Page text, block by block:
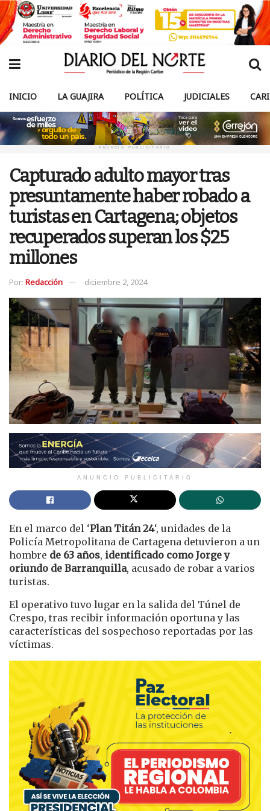
INICIO LA GUAJIRA POLÍTICA JUDICIALES
ANUNCIO PUBLICITARIO
Capturado adulto mayor tras
presuntamente haber robado a
turistas en Cartagena; objetos
recuperados superan los $25
millones
Por: Redacción diciembre 2, 2024
ANUNCIO PUBLICITARIO
En el marco del ‘Plan Titán 24‘, unidades de la
Policía Metropolitana de Cartagena detuvieron a un
hombre de 63 años, identificado como Jorge y
oriundo de Barranquilla, acusado de robar a varios
turistas.
El operativo tuvo lugar en la salida del Túnel de
Crespo, tras recibir información oportuna y las
características del sospechoso reportadas por las
víctimas.